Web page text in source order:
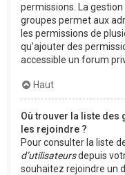
permissions. La
groupes permet aux
les permissions de
qu’ajouter des
accessible un forum
Haut
Où trouver la liste des
les rejoindre ?
Pour consulter la liste
d’utilisateursdepuis
souhaitez rejoindre un